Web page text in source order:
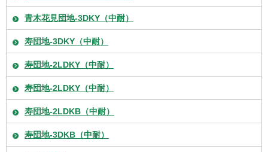
青木花見団地-3DKY（中耐）
寿団地-3DKY（中耐）
寿団地-2LDKY（中耐）
寿団地-2LDKY（中耐）
寿団地-2LDKB（中耐）
寿団地-3DKB（中耐）